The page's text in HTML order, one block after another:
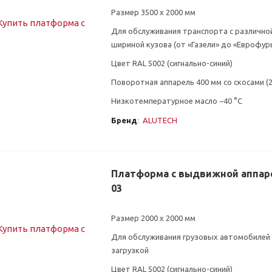
Размер 3500 х 2000 мм
Для обслуживания транспорта с
шириной кузова (от «Газели» до
Цвет RAL 5002 (сигнально-синий)
Поворотная аппарель 400 мм со скосами
Низкотемпературное масло −40 °C
Бренд: ALUTECH
Платформа с выдвижной
03
Размер 2000 х 2000 мм
Для обслуживания грузовых автомобилей
загрузкой
Цвет RAL 5002 (сигнально-синий)